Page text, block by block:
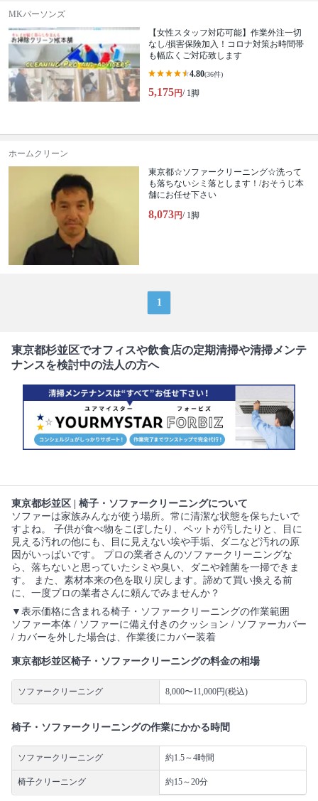
MKパーソンズ
【女性スタッフ対応可能】作業外注一切
なし/損害保険加入！コロナ対策お時間帯
も幅広くご対応致します
4.80(36件)
5,175円/ 1脚
ホームクリーン
東京都☆ソファークリーニング☆洗って
も落ちないシミ落とします！/おそうじ本
舗にお任せ下さい
8,073円/ 1脚
1
東京都杉並区でオフィスや飲食店の定期清掃や清掃メンテ
ナンスを検討中の法人の方へ
東京都杉並区 | 椅子・ソファークリーニングについて
ソファーは家族みんなが使う場所。常に清潔な状態を保ちたいで
すよね。 子供が食べ物をこぼしたり、ペットが汚したりと、目に
見える汚れの他にも、目に見えない埃や手垢、ダニなど汚れの原
因がいっぱいです。 プロの業者さんのソファークリーニングな
ら、落ちないと思っていたシミや臭い、ダニや雑菌を一掃できま
す。 また、素材本来の色を取り戻します。諦めて買い換える前
に、一度プロの業者さんに頼んでみませんか？
▼表示価格に含まれる椅子・ソファークリーニングの作業範囲
ソファー本体 / ソファーに備え付きのクッション / ソファーカバー
/ カバーを外した場合は、作業後にカバー装着
東京都杉並区椅子・ソファークリーニングの料金の相場
ソファークリーニング 8,000〜11,000円(税込)
椅子・ソファークリーニングの作業にかかる時間
ソファークリーニング 約1.5～4時間
椅子クリーニング 約15～20分